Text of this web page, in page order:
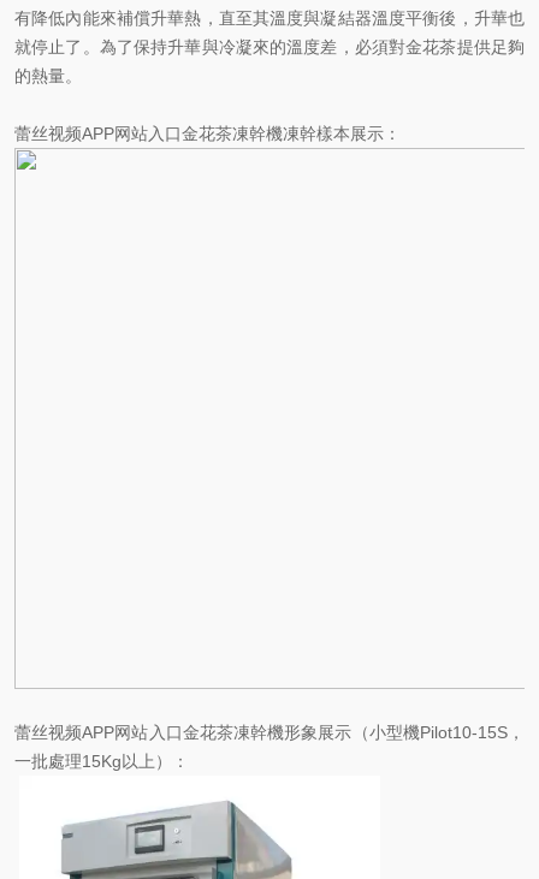
有降低內能來補償升華熱，直至其溫度與凝結器溫度平衡後，升華也
就停止了。為了保持升華與冷凝來的溫度差，必須對金花茶提供足夠
的熱量。
蕾丝视频APP网站入口金花茶凍幹機凍幹樣本展示：
蕾丝视频APP网站入口金花茶凍幹機形象展示（小型機Pilot10-15S，
一批處理15Kg以上）：